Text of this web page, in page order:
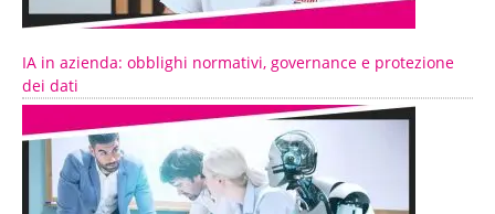
IA in azienda: obblighi normativi, governance e protezione
dei dati